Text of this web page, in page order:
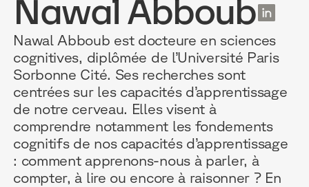
NOS
FORCES DE
POURQUOI
TECHNOLOGIE
MANIFESTE
BLOG
GUIDES
Nawal Abboub
Nawal Abboub est docteure en sciences
cognitives, diplômée de l’Université Paris
Sorbonne Cité. Ses recherches sont
centrées sur les capacités d’apprentissage
de notre cerveau. Elles visent à
comprendre notamment les fondements
cognitifs de nos capacités d’apprentissage
: comment apprenons-nous à parler, à
compter, à lire ou encore à raisonner ? En